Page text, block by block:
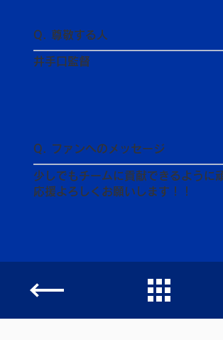
Q. 尊敬する人
井手口監督
Q. ファンへのメッセージ
少しでもチームに貢献できるように
応援よろしくお願いします！！